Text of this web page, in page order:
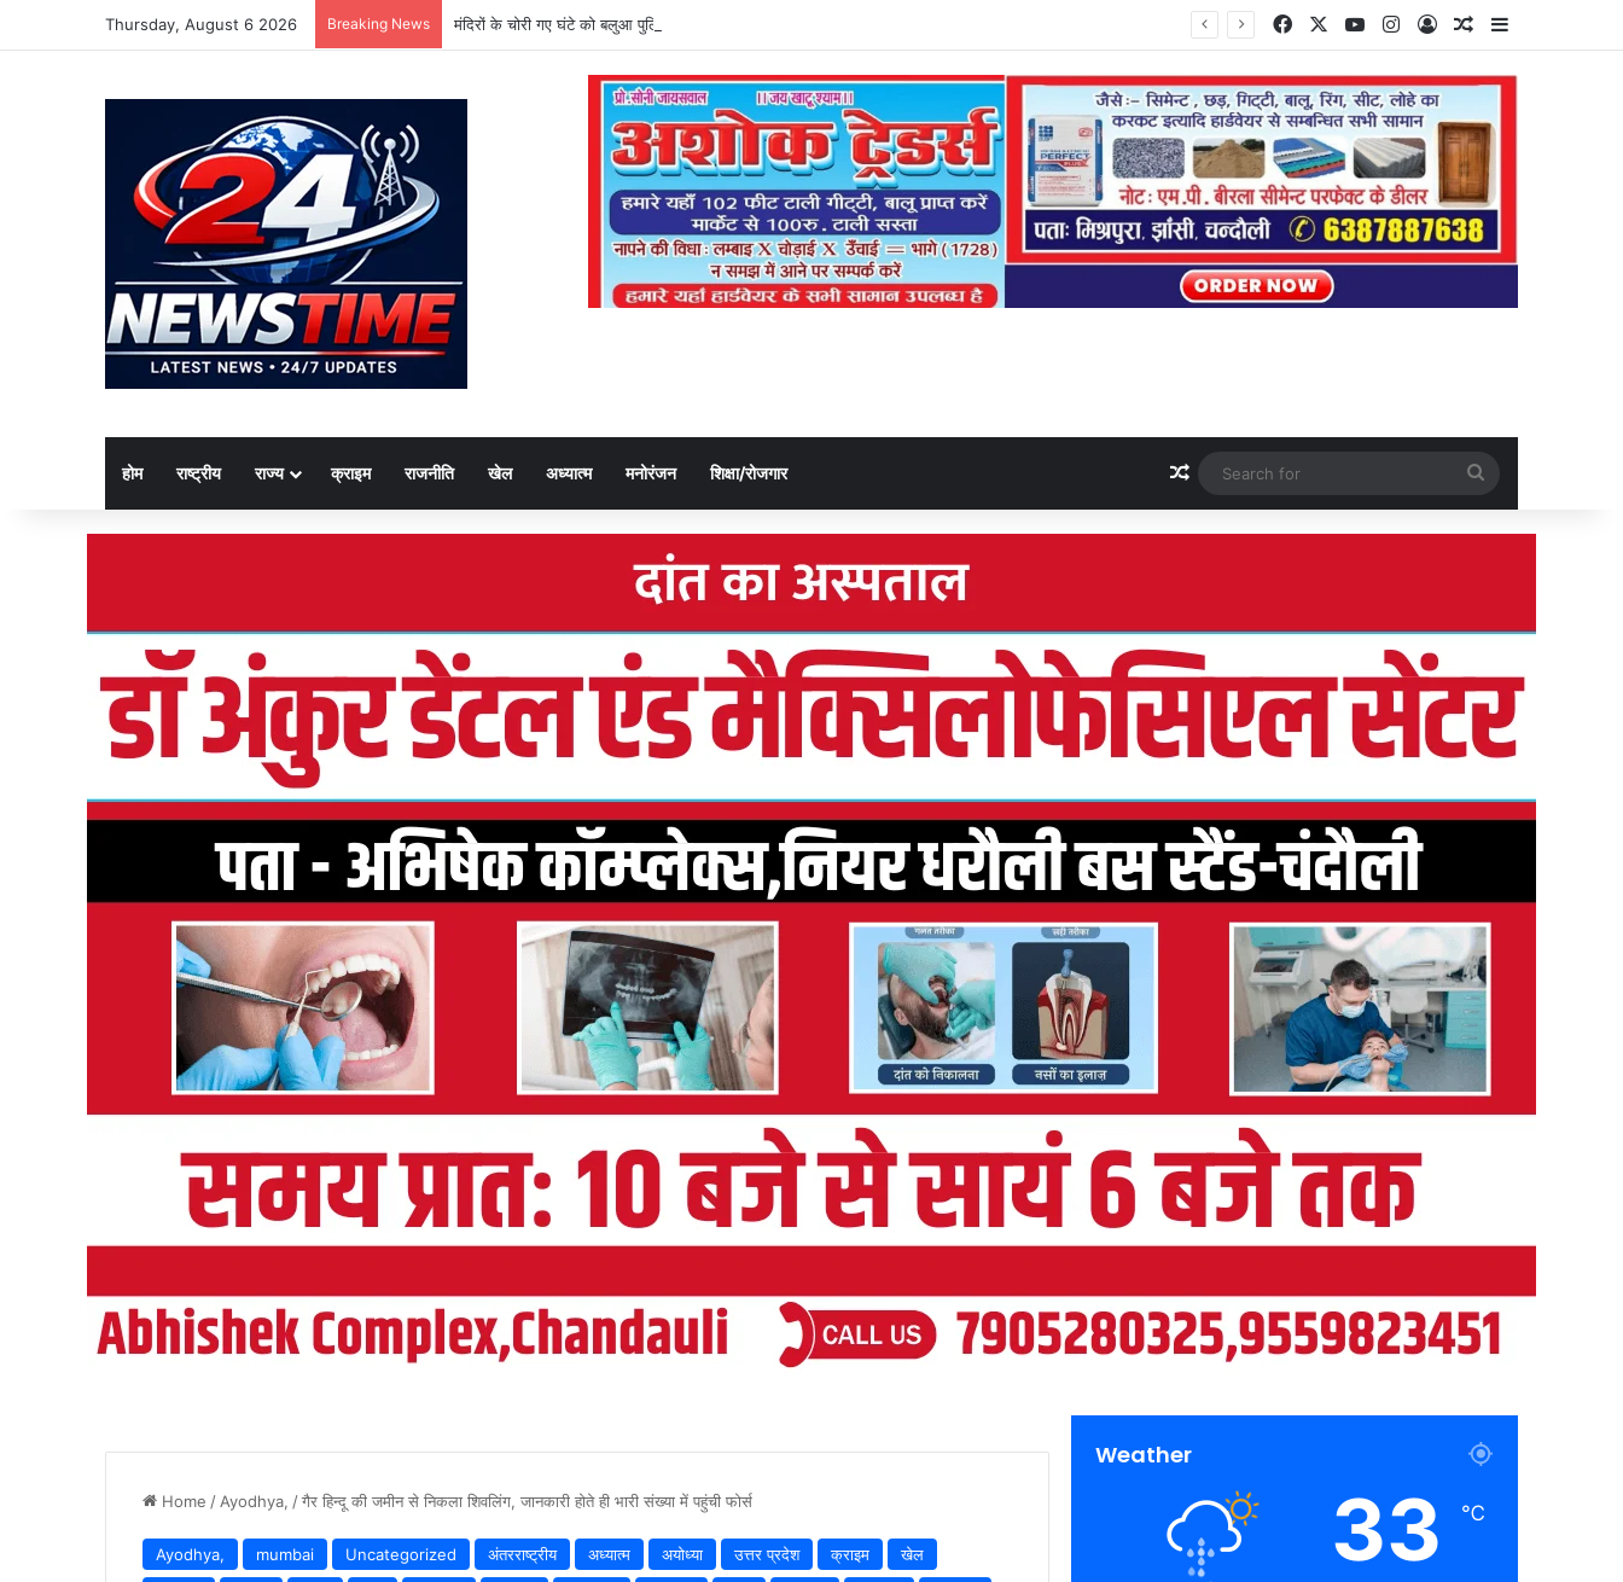
Thursday, August 6 2026 Breaking News मंदिरों के चोरी गए घंटे को बलुआ पुलिस ने किया बरामद, चोर गिरफ्तार FacebookYouTubeInstagram
Log InRandom Article
Sidebar
होम राष्ट्रीय राज्य क्राइम राजनीति खेल अध्यात्म मनोरंजन शिक्षा/रोजगार Random Article
for
Home / Ayodhya, /गैर हिन्दू की जमीन से निकला शिवलिंग, जानकारी होते ही भारी संख्या में पहुंची फोर्स
Ayodhya, mumbai Uncategorized अंतरराष्ट्रीय अध्यात्म अयोध्या उत्तर प्रदेश क्राइम
खेल
Weather
33 ℃